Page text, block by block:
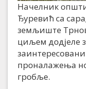
Начелник
Ђуревић са
земљиште
циљем додјеле
проналажења
гробље.